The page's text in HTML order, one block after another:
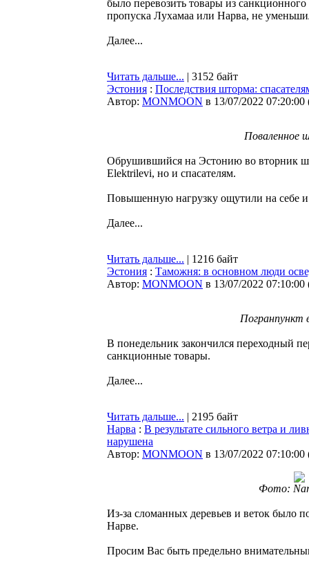
было перевозить товары из
пропуска Лухамаа или Нарва, не
Далее...
Читать дальше... | 3152 байт
Эстония : Последствия шторма:
Автор: MONMOON в 13/07/2022 07:20:00
Поваленное
Обрушившийся на Эстонию во вторник
Elektrilevi, но и спасателям.
Повышенную нагрузку ощутили на себе и
Далее...
Читать дальше... | 1216 байт
Эстония : Таможня: в основном люди
Автор: MONMOON в 13/07/2022 07:10:00
Погранпункт
В понедельник закончился переходный
санкционные товары.
Далее...
Читать дальше... | 2195 байт
Нарва : В результате сильного ветра и
нарушена
Автор: MONMOON в 13/07/2022 07:10:00
Фото:
Из-за сломанных деревьев и веток было
Нарве.
Просим Вас быть предельно